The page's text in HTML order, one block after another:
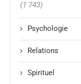
(1 743)
Psychologie
Relations
Spirituel